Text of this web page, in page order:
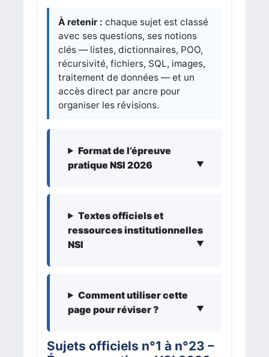
À retenir : chaque sujet est classé
avec ses questions, ses notions
clés — listes, dictionnaires, POO,
récursivité, fichiers, SQL, images,
traitement de données — et un
accès direct par ancre pour
organiser les révisions.
Format de l’épreuve
pratique NSI 2026
Textes officiels et
ressources institutionnelles
NSI
Comment utiliser cette
page pour réviser ?
Sujets officiels n°1 à n°23 –